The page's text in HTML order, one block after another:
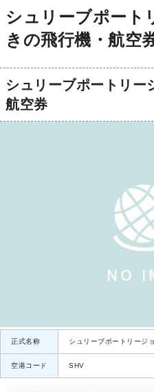
シュリーブポート
きの飛行機・航空
シュリーブポートリー
航空券
正式名称 シュリーブポートリー
空港コード SHV